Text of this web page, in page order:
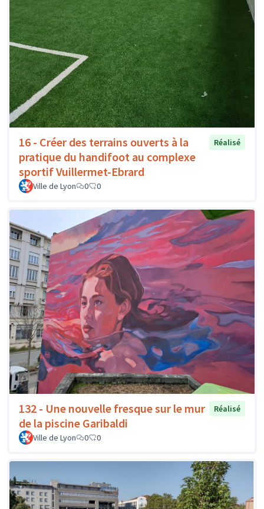
16 - Créer des terrains ouverts à la
pratique du handifoot au complexe
sportif Vuillermet-Ebrard
Réalisé
Ville de Lyon 0 0
132 - Une nouvelle fresque sur le mur
de la piscine Garibaldi
Réalisé
Ville de Lyon 0 0